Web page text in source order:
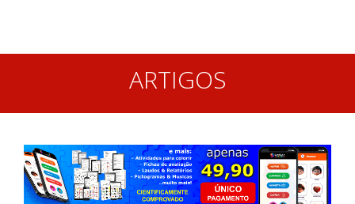
ARTIGOS